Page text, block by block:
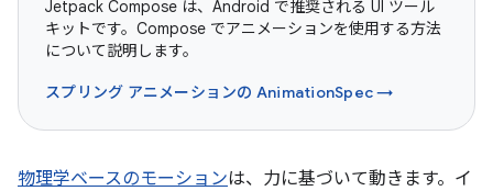
Jetpack Compose は、Android で推奨される UI ツール
キットです。Compose でアニメーションを使用する方法
について説明します。
スプリング アニメーションの AnimationSpec →
物理学ベースのモーションは、力に基づいて動きます。イ